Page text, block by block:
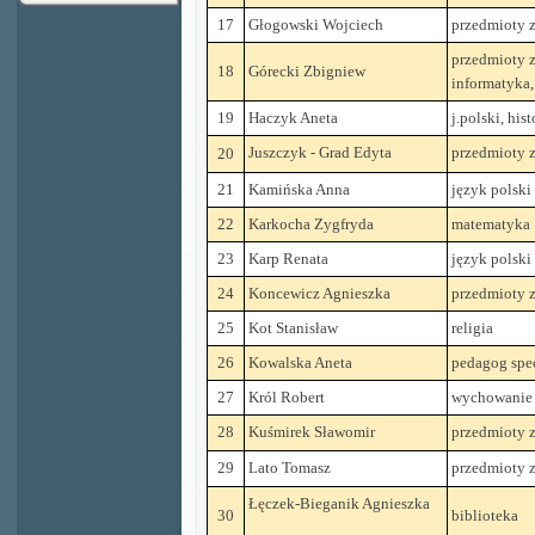
17
Głogowski Wojciech przedmioty
18 Górecki Zbigniew
przedmioty
informatyka,
19
Haczyk Aneta
j.polski,
20
Juszczyk - Grad Edyta przedmioty
21 Kamińska Anna
język polski
22
Karkocha Zygfryda
matematyka
23
Karp Renata
język polski
24
Koncewicz Agnieszka
przedmioty
25
Kot Stanisław
religia
26
Kowalska Aneta
pedagog
27
Król Robert
28
Kuśmirek Sławomir
przedmioty
29
Lato Tomasz przedmioty
30
Łęczek-Bieganik Agnieszka
biblioteka